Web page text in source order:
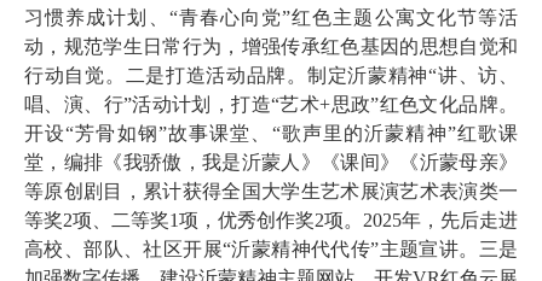
习惯养成计划、“青春心向党”红色主题公寓文化节等活
动，规范学生日常行为，增强传承红色基因的思想自觉和
行动自觉。二是打造活动品牌。制定沂蒙精神“讲、访、
唱、演、行”活动计划，打造“艺术+思政”红色文化品牌。
开设“芳骨如钢”故事课堂、“歌声里的沂蒙精神”红歌课
堂，编排《我骄傲，我是沂蒙人》《课间》《沂蒙母亲》
等原创剧目，累计获得全国大学生艺术展演艺术表演类一
等奖2项、二等奖1项，优秀创作奖2项。2025年，先后走进
高校、部队、社区开展“沂蒙精神代代传”主题宣讲。三是